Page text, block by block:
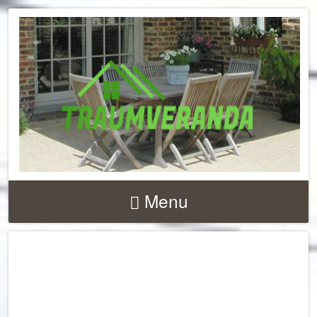
NACHRICHTEN UND
ZU
UND VERANDEN
Menu